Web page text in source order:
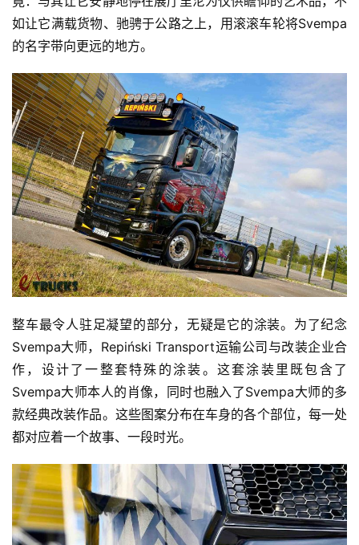
如让它满载货物、驰骋于公路之上，用滚滚车轮将Svempa
的名字带向更远的地方。
整车最令人驻足凝望的部分，无疑是它的涂装。为了纪念
Svempa大师，Repiński Transport运输公司与改装企业合
作，设计了一整套特殊的涂装。这套涂装里既包含了
Svempa大师本人的肖像，同时也融入了Svempa大师的多
款经典改装作品。这些图案分布在车身的各个部位，每一处
都对应着一个故事、一段时光。